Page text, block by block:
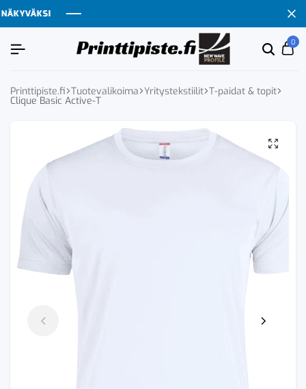
Etsi
0
Printtipiste.fi Tuotevalikoima Yritystekstiilit T-paidat & topit
Clique Basic Active-T